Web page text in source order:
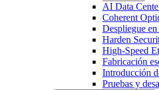
AI Data
Coherent
Despliegue
Harden
High-Speed
Fabricación
Introducción
Pruebas y